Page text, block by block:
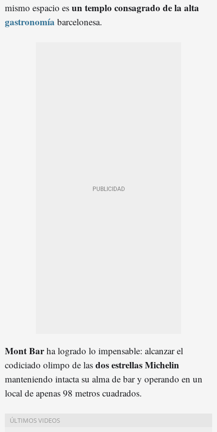
mismo espacio es un templo consagrado de la alta
gastronomía barcelonesa.
Mont Barha logrado lo impensable: alcanzar el
codiciado olimpo de las dos estrellas Michelin
manteniendo intacta su alma de bar y operando en un
local de apenas 98 metros cuadrados.